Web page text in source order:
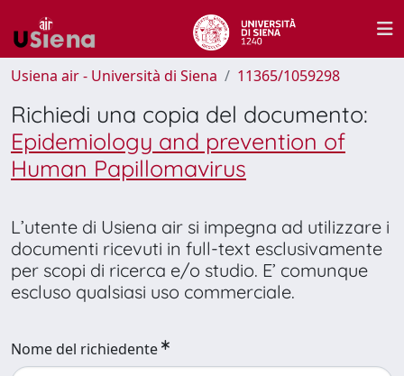
Usiena air - Università di Siena 11365/1059298
Richiedi una copia del documento:
Epidemiology and prevention of
Human Papillomavirus
L’utente di Usiena air si impegna ad utilizzare i
documenti ricevuti in full-text esclusivamente
per scopi di ricerca e/o studio. E’ comunque
escluso qualsiasi uso commerciale.
Nome del richiedente